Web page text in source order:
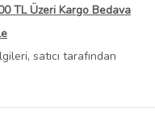
TL Üzeri Kargo Bedava
satıcı tarafından